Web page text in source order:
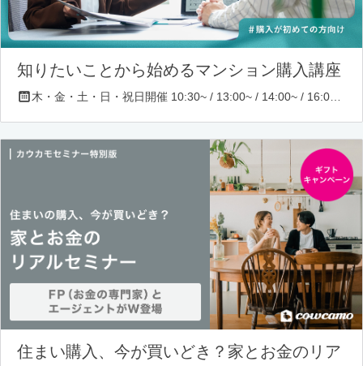
知りたいことから始めるマンション購入講座
住まい購入、今が買いどき？家とお金のリア